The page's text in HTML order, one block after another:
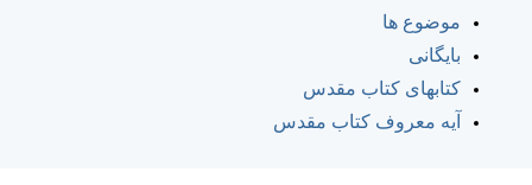
موضوع ها
بایگانی
کتابهای کتاب مقدس
آیه معروف کتاب مقدس